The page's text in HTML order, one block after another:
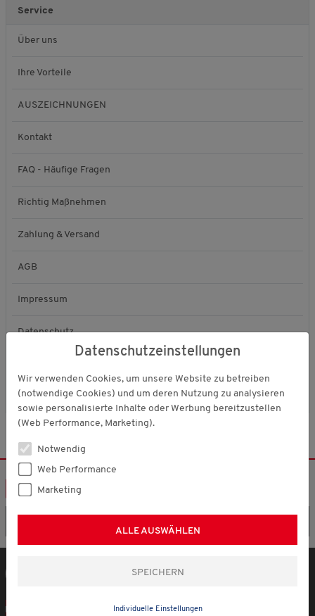
Service
Über uns
Ihre Vorteile
AUSZEICHNUNGEN
Kontakt
FAQ - Häufige Fragen
Richtig Maßnehmen
Zahlung & Versand
AGB
Impressum
Datenschutz
Kundenkonto löschen
JETZT25% RABATT
Rufen Sie uns gerne an!
In Österreich einkaufen
Datenschutzeinstellungen
Wir verwenden Cookies, um unsere Website zu betreiben
(notwendige Cookies) und um deren Nutzung zu analysieren
sowie personalisierte Inhalte oder Werbung bereitzustellen
(Web Performance, Marketing).
Notwendig
Web Performance
Marketing
ALLE AUSWÄHLEN
Individuelle Einstellungen